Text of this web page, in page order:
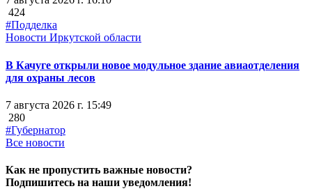
424
#Подделка
Новости Иркутской области
В Качуге открыли новое модульное здание авиаотделения
для охраны лесов
7 августа 2026 г. 15:49
280
#Губернатор
Все новости
Как не пропустить важные новости?
Подпишитесь на наши уведомления!